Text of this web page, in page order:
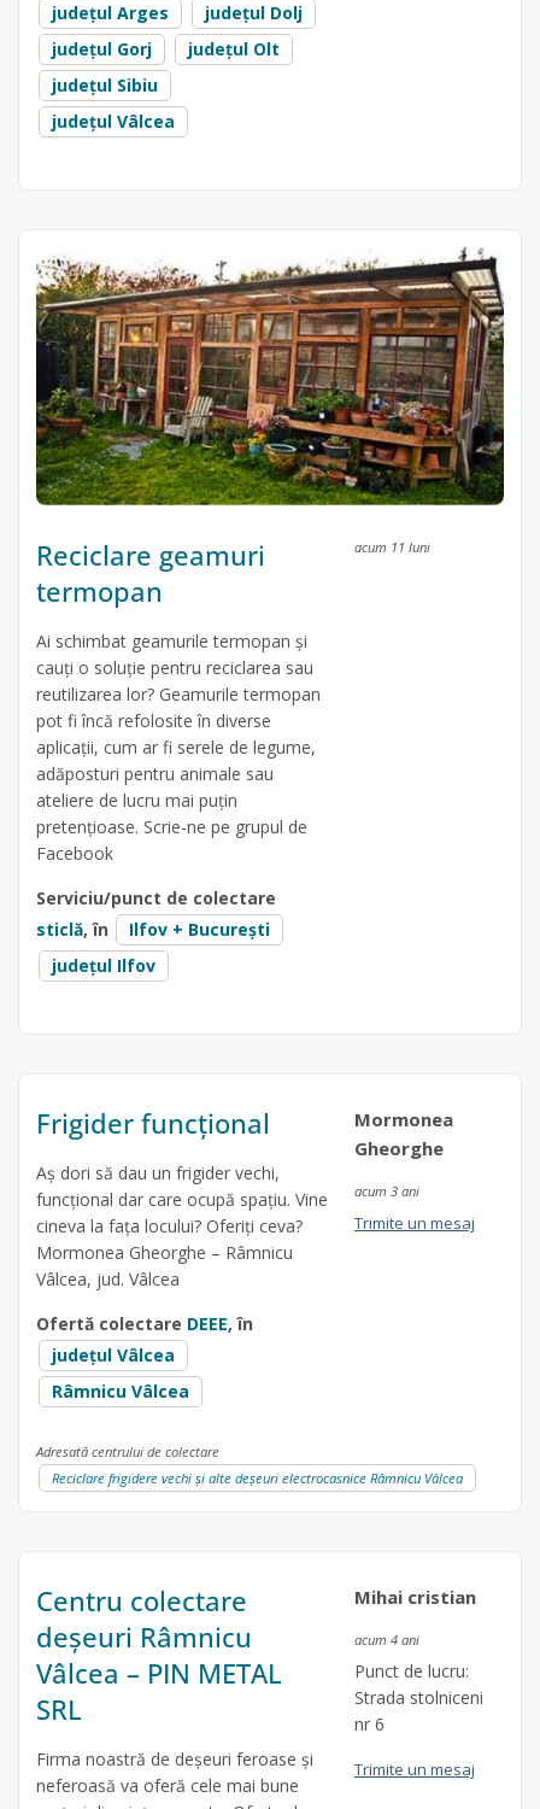
județul Arges
județul Dolj
județul Gorj
județul Olt
județul Sibiu
județul Vâlcea
Reciclare geamuri
termopan
Ai schimbat geamurile termopan și
cauți o soluție pentru reciclarea sau
reutilizarea lor? Geamurile termopan
pot fi încă refolosite în diverse
aplicații, cum ar fi serele de legume,
adăposturi pentru animale sau
ateliere de lucru mai puțin
pretențioase. Scrie-ne pe grupul de
Facebook
Serviciu/punct de colectare
sticlă, în
Ilfov + București
județul Ilfov
acum 11 luni
Frigider funcțional
Aș dori să dau un frigider vechi,
funcțional dar care ocupă spațiu. Vine
cineva la fața locului? Oferiți ceva?
Mormonea Gheorghe – Râmnicu
Vâlcea, jud. Vâlcea
Ofertă colectare DEEE, în
județul Vâlcea
Râmnicu Vâlcea
Mormonea
Gheorghe
acum 3 ani
Trimite un mesaj
Adresată centrului de colectare
Reciclare frigidere vechi și alte deșeuri electrocasnice Râmnicu Vâlcea
Centru colectare
deșeuri Râmnicu
Vâlcea – PIN METAL
SRL
Firma noastră de deșeuri feroase și
neferoasă va oferă cele mai bune
Mihai cristian
acum 4 ani
Punct de lucru:
Strada stolniceni
nr 6
Trimite un mesaj